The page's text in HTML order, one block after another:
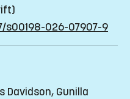
s00198-026-07907-9
Davidson, Gunilla